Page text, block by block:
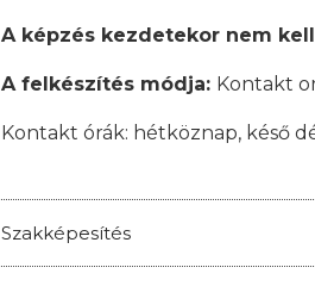
A képzés kezdetekor nem
A felkészítés módja: Kontakt
Kontakt órák: hétköznap, késő
Szakképesítés